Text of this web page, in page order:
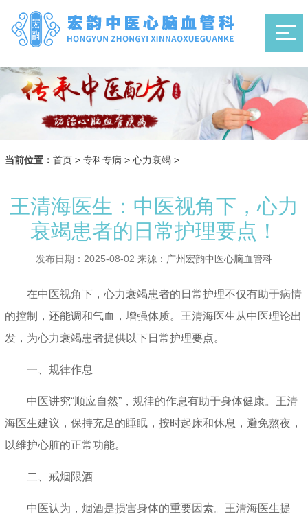
当前位置： 首页 > 专科专病 > 心力衰竭 >
王清海医生：中医视角下，心力
衰竭患者的日常护理要点！
发布日期：2025-08-02 来源：广州宏韵中医心脑血管科
在中医视角下，心力衰竭患者的日常护理不仅有助于病情
的控制，还能调和气血，增强体质。王清海医生从中医理论出
发，为心力衰竭患者提供以下日常护理要点。
一、规律作息
中医讲究“顺应自然”，规律的作息有助于身体健康。王清
海医生建议，保持充足的睡眠，按时起床和休息，避免熬夜，
以维护心脏的正常功能。
二、戒烟限酒
中医认为，烟酒是损害身体的重要因素。王清海医生提